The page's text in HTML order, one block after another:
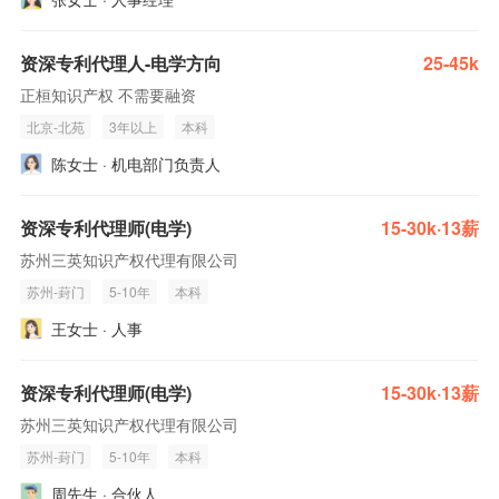
资深专利代理人-电学方向 25-45k
正桓知识产权 不需要融资
北京-北苑 3年以上 本科
陈女士 · 机电部门负责人
资深专利代理师(电学) 15-30k·13薪
苏州三英知识产权代理有限公司
苏州-葑门 5-10年 本科
王女士 · 人事
资深专利代理师(电学) 15-30k·13薪
苏州三英知识产权代理有限公司
苏州-葑门 5-10年 本科
周先生 · 合伙人